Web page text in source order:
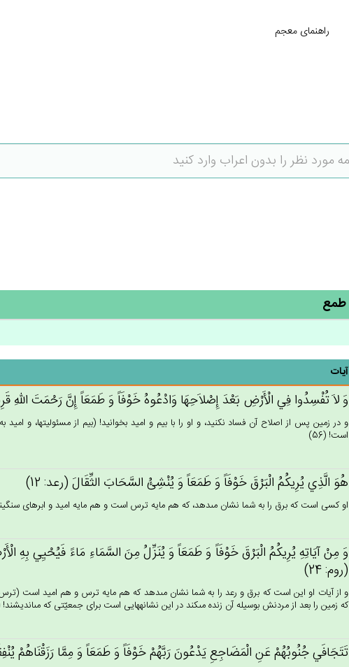
راهنمای معجم
آیات
وَ لاَ تُفْسِدُوا فِي‌ الْأَرْض‌ِ بَعْدَ إِصْلاَحِهَا وَادْعُوه‌ُ خَوْفَاً وَ طَمَعَاً إِن‌َّ رَحْمَت‌َ الله‌ِ
و در زمين پس از اصلاح آن فساد نكنيد، و او را با بيم و اميد بخوانيد! (بيم از مسئوليتها، و
است! (56)
هُوَ الَّذِي‌ يُرِيكُم‌ُ الْبَرْق‌َ خَوْفَاً وَ طَمَعَاً وَ يُنْشِئ‌ُ السَّحَاب‌َ الثِّقَال‌َ (رعد: 12)
او كسى است كه برق را به شما نشان مى‏دهد، كه هم مايه ترس است و هم مايه اميد و ابرهاى سنگين‏بار
وَ مِن‌ْ آيَاتِه‌ِ يُرِيكُم‌ُ الْبَرْق‌َ خَوْفَاً وَ طَمَعَاً وَ يُنَزِّل‌ُ مِن‌َ السَّمَاءِ مَاءً فَيُحْيِي‌ بِه‌ِ
(روم: 24)
و از آيات او اين است كه برق و رعد را به شما نشان مى‏دهد كه هم مايه ترس و هم اميد است (ترس
كه زمين را بعد از مردنش بوسيله آن زنده مى‏كند در اين نشانه‏هايى است براى جمعيّتى كه مى‏انديشند!
تَتَجَافَي‌ جُنُوبُهُم‌ْ عَن‌ِ الْمَضَاجِع‌ِ يَدْعُون‌َ رَبَّهُم‌ْ خَوْفَاً وَ طَمَعَاً وَ مِمَّا رَزَقْنَاهُم‌ْ